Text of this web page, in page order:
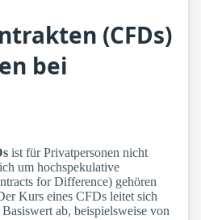
(CFDs)
bei
ist für Privatpersonen nicht
um hochspekulative
for Difference) gehören
Kurs eines CFDs leitet sich
ab, beispielsweise von